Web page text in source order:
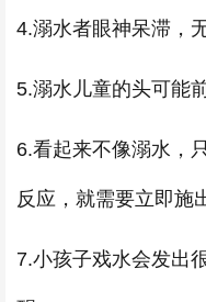
4.溺水者眼神呆滞，
5.溺水儿童的头可能
6.看起来不像溺水，
反应，就需要立即施
7.小孩子戏水会发出